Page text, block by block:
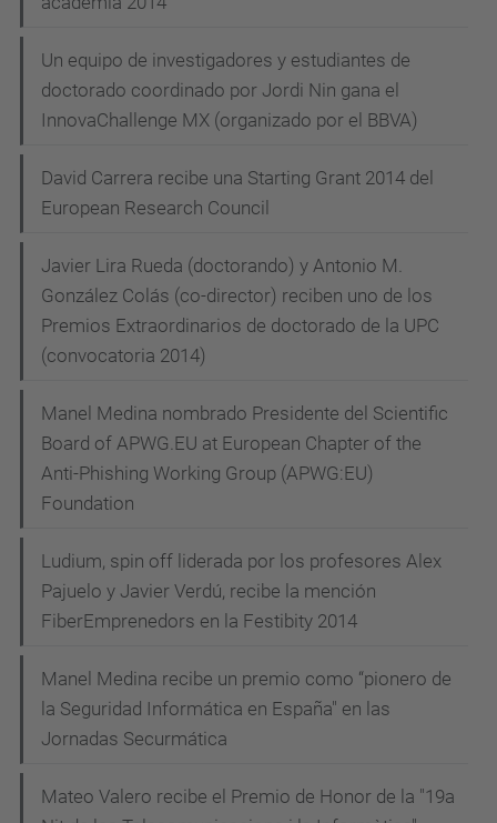
Un equipo de investigadores y estudiantes de
doctorado coordinado por Jordi Nin gana el
InnovaChallenge MX (organizado por el BBVA)
David Carrera recibe una Starting Grant 2014 del
European Research Council
Javier Lira Rueda (doctorando) y Antonio M.
González Colás (co-director) reciben uno de los
Premios Extraordinarios de doctorado de la UPC
(convocatoria 2014)
Manel Medina nombrado Presidente del Scientific
Board of APWG.EU at European Chapter of the
Anti-Phishing Working Group (APWG:EU)
Foundation
Ludium, spin off liderada por los profesores Alex
Pajuelo y Javier Verdú, recibe la mención
FiberEmprenedors en la Festibity 2014
Manel Medina recibe un premio como “pionero de
la Seguridad Informática en España" en las
Jornadas Securmática
Mateo Valero recibe el Premio de Honor de la "19a